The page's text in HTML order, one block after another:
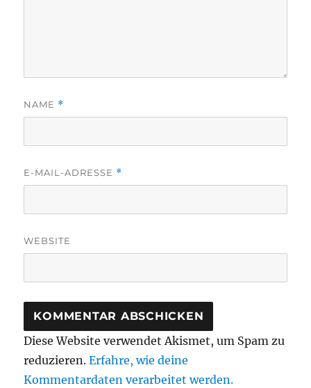
NAME *
E-MAIL-ADRESSE *
WEBSITE
Diese Website verwendet Akismet, um Spam zu
reduzieren.Erfahre, wie deine
Kommentardaten verarbeitet werden.